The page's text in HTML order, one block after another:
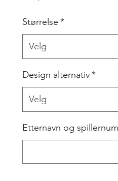
Størrelse *
Velg
Design alternativ *
Velg
Etternavn og